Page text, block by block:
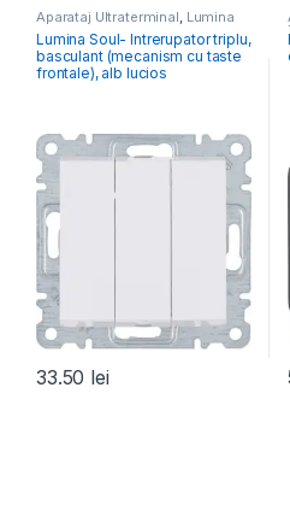
Aparataj Ultraterminal, Lumina
Lumina Soul- Intrerupator triplu,
basculant (mecanism cu taste
frontale), alb lucios
33.50 lei